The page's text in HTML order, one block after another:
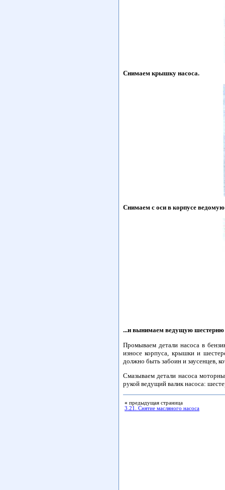
Снимаем крышку насоса.
Снимаем с оси в корпусе
...и вынимаем ведущую шестерню
Промываем детали насоса в
износе корпуса, крышки и
должно быть забоин и заусенцев,
Смазываем детали насоса
рукой ведущий валик насоса:
« предыдущая страница
3.21. Снятие масляного насоса